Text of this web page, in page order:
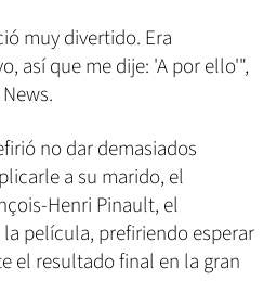
muy divertido. Era
así que me dije: 'A por ello'",
no dar demasiados
a su marido, el
Henri Pinault, el
película, prefiriendo esperar
el resultado final en la gran